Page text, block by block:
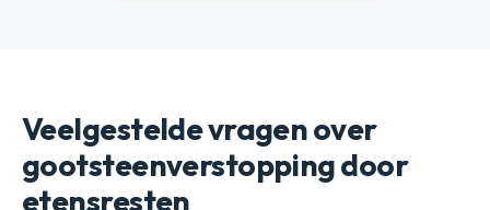
Veelgestelde vragen over
gootsteenverstopping door
etensresten